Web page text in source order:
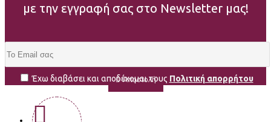
με την εγγραφή σας στο Newsletter μας!
Αποστολή
Έχω διαβάσει και αποδέχομαι τους Πολιτική απορρήτου